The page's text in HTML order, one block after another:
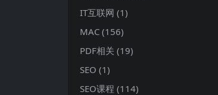
IT互联网 (1)
MAC (156)
PDF相关 (19)
SEO (1)
SEO课程 (114)